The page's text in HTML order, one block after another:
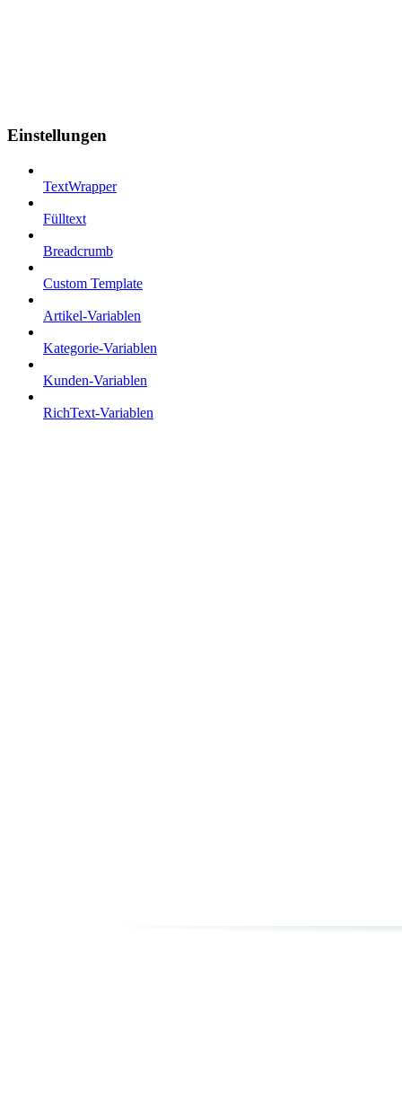
Einstellungen
TextWrapper
Fülltext
Breadcrumb
Custom Template
Artikel-Variablen
Kategorie-Variablen
Kunden-Variablen
RichText-Variablen